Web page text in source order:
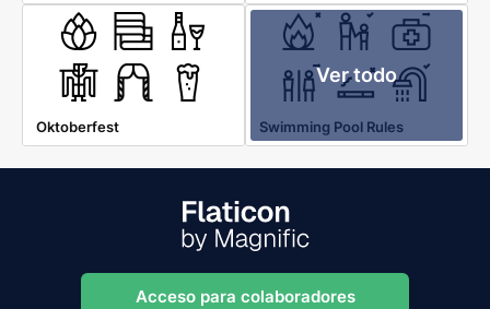
Oktoberfest
Ver todo
Swimming Pool Rules
Acceso para colaboradores